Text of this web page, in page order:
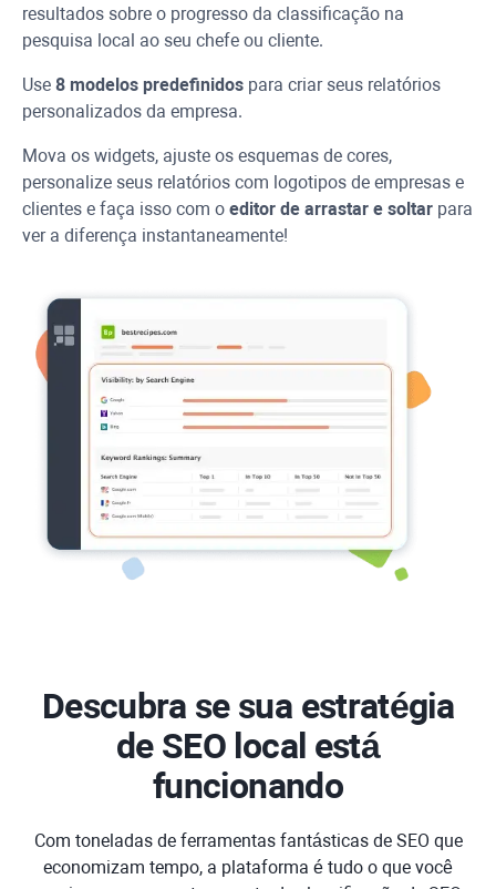
resultados sobre o progresso da classificação na
pesquisa local ao seu chefe ou cliente.
Use 8 modelos predefinidos para criar seus relatórios
personalizados da empresa.
Mova os widgets, ajuste os esquemas de cores,
personalize seus relatórios com logotipos de empresas e
clientes e faça isso com o editor de arrastar e soltar para
ver a diferença instantaneamente!
Descubra se sua estratégia
de SEO local está
funcionando
Com toneladas de ferramentas fantásticas de SEO que
economizam tempo, a plataforma é tudo o que você